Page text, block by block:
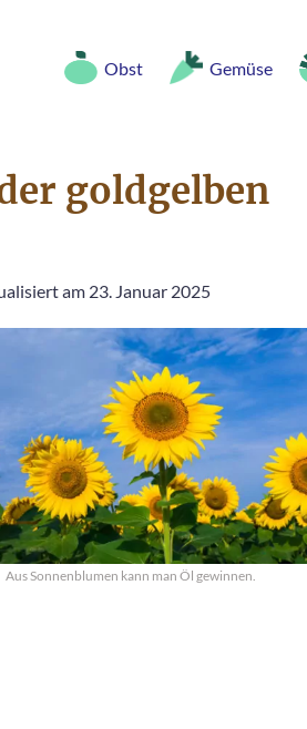
Obst Gemüse
goldgelben
am 23. Januar 2025
Aus Sonnenblumen kann man Öl gewinnen.